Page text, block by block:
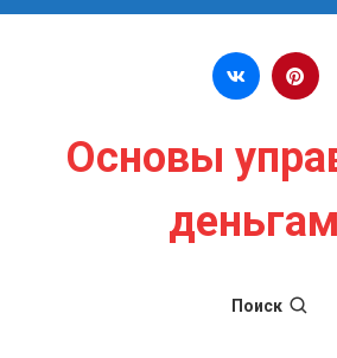
Перейти к содержимому
Основы
Поиск